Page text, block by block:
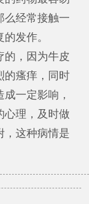
么经常接触一
发作。
的，因为牛皮
的瘙痒，同时
一定影响，
心理，及时做
，这种病情是